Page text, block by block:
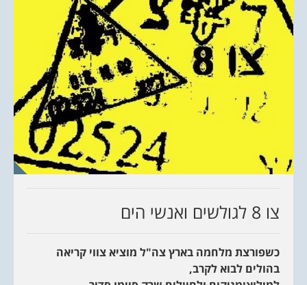
צו 8 לגולשים ואנשי הים
כשפורצת מלחמה בארץ צה"ל מוציא צווי קריאה
בהולים לבוא לקרב,